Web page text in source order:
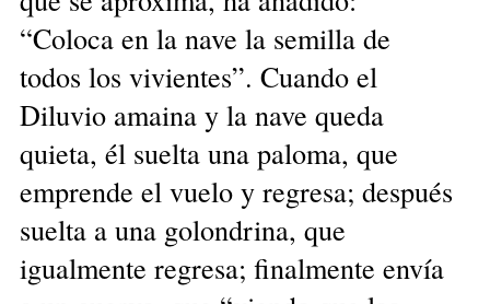
“Coloca en la nave la semilla de
todos los vivientes”. Cuando el
Diluvio amaina y la nave queda
quieta, él suelta una paloma, que
emprende el vuelo y regresa; después
suelta a una golondrina, que
igualmente regresa; finalmente envía